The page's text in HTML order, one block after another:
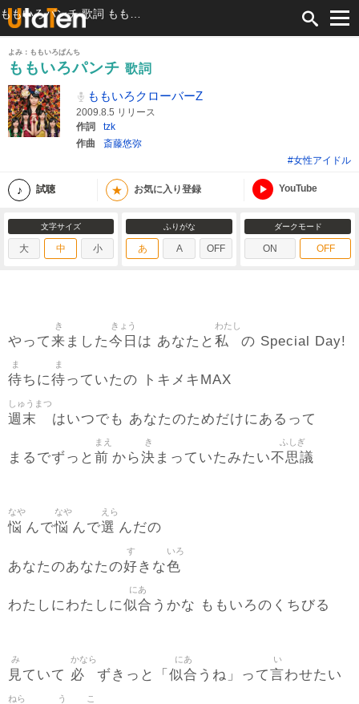
よみ：ももいろぱんち
ももいろパンチ 歌詞
ももいろクローバーZ
2009.8.5 リリース
作詞
tzk
作曲
斎藤悠弥
#女性アイドル
試聴 ★ お気に入り登録 YouTube
文字サイズ
大 中 小
ふりがな
あ A OFF
ダークモード
ON OFF
やって来
き
ました今日
きょう
は あなたと 私
わたし
の Special Day!
待
ま
ちに待
ま
っていたの トキメキMAX
週末
しゅうまつ
はいつでも あなたのためだけにあるって
まるでずっと 前
まえ
から決
き
まっていたみたい不思議
ふしぎ
悩
なや
んで悩
なや
んで選
えら
んだの
あなたのあなたの好
す
きな色
いろ
わたしにわたしに似合
にあ
うかな ももいろのくちびる
見
み
ていて 必
かなら
ずきっと「 似合
にあ
うね」って言
い
わせたい
ねら う こ